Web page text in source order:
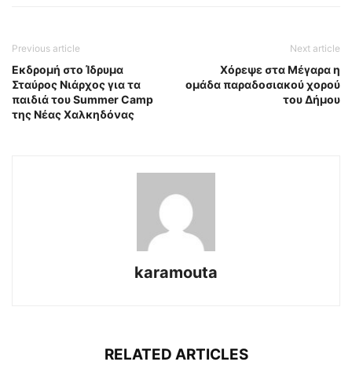
Previous article
Εκδρομή στο Ίδρυμα
Σταύρος Νιάρχος για τα
παιδιά του Summer Camp
της Νέας Χαλκηδόνας
Next article
Χόρεψε στα Μέγαρα η
ομάδα παραδοσιακού χορού
του Δήμου
karamouta
RELATED ARTICLES